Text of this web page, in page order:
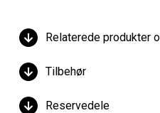
Relaterede produkter
Tilbehør
Reservedele